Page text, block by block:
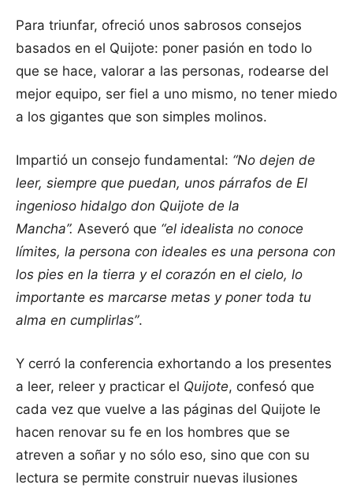
Para triunfar, ofreció unos sabrosos consejos
basados en el Quijote: poner pasión en todo lo
que se hace, valorar a las personas, rodearse del
mejor equipo, ser fiel a uno mismo, no tener miedo
a los gigantes que son simples molinos.
Impartió un consejo fundamental: “No dejen de
leer, siempre que puedan, unos párrafos de El
ingenioso hidalgo don Quijote de la
Mancha”. Aseveró que “el idealista no conoce
límites, la persona con ideales es una persona con
los pies en la tierra y el corazón en el cielo, lo
importante es marcarse metas y poner toda tu
alma en cumplirlas”.
Y cerró la conferencia exhortando a los presentes
a leer, releer y practicar el Quijote, confesó que
cada vez que vuelve a las páginas del Quijote le
hacen renovar su fe en los hombres que se
atreven a soñar y no sólo eso, sino que con su
lectura se permite construir nuevas ilusiones